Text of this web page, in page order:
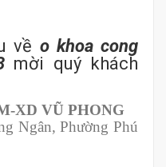
về o khoa cong
mời quý khách
XD VŨ PHONG
Ngân, Phường Phú